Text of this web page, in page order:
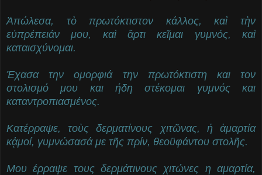
Ἀπώλεσα, τὸ πρωτόκτιστον κάλλος, καὶ τὴν
εὐπρέπειάν μου, καὶ ἄρτι κεῖμαι γυμνός, καὶ
καταισχύνομαι.
Έχασα την ομορφιά την πρωτόκτιστη και τον
στολισμό μου και ήδη στέκομαι γυμνός και
καταντροπιασμένος.
Κατέρραψε, τοὺς δερματίνους χιτῶνας, ἡ ἁμαρτία
κᾀμοί, γυμνώσασά με τῆς πρίν, θεοϋφάντου στολῆς.
Μου έρραψε τους δερμάτινους χιτώνες η αμαρτία,